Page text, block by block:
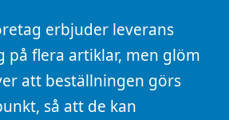
erbjuder leverans
på flera artiklar, men glöm
att beställningen görs
så att de kan